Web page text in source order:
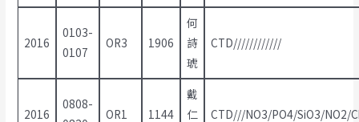
2016
0103-
0107
OR3 1906
何
詩
琥
CTD////////////
2016
0808-
OR1 1144
戴
仁
CTD///NO3/PO4/SiO3/NO2/